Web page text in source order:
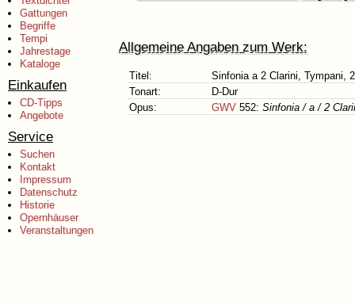
Gattungen
Begriffe
Tempi
Jahrestage
Kataloge
Einkaufen
CD-Tipps
Angebote
Service
Suchen
Kontakt
Impressum
Datenschutz
Historie
Opernhäuser
Veranstaltungen
Allgemeine Angaben zum Werk:
Titel:
Sinfonia a 2 Clarini, Tympani,
Tonart:
D-Dur
Opus:
GWV 552: Sinfonia / a / 2